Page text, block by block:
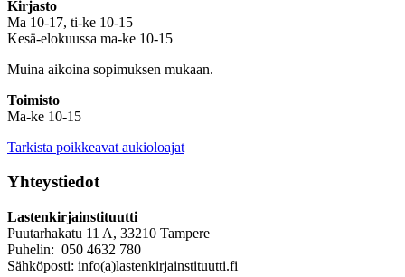
Kirjasto
Ma 10-17, ti-ke 10-15
Kesä-elokuussa ma-ke 10-15
Muina aikoina sopimuksen mukaan.
Toimisto
Ma-ke 10-15
Tarkista poikkeavat aukioloajat
Yhteystiedot
Lastenkirjainstituutti
Puutarhakatu 11 A, 33210 Tampere
Puhelin: 050 4632 780
Sähköposti: info(a)lastenkirjainstituutti.fi